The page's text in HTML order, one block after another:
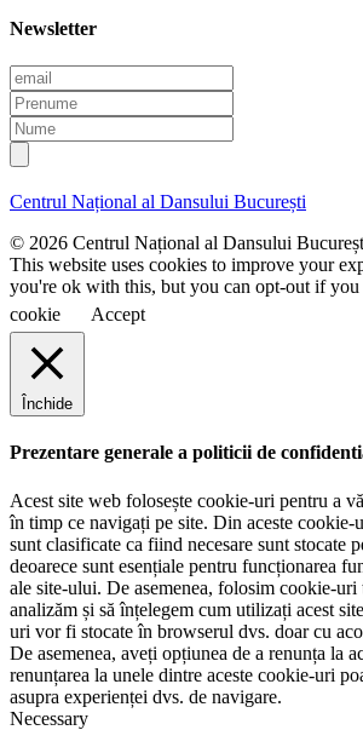
Newsletter
E
m
a
i
l
P
r
e
n
m
N
u
m
e
Centrul Național al Dansului București
© 2026 Centrul Național al Dansului
This website uses cookies to improve your
you're ok with this, but you can opt-out if you
cookie
Accept
Închide
Prezentare generale a politicii de
Acest site web folosește cookie-uri pentru a
în timp ce navigați pe site. Din aceste cookie-
sunt clasificate ca fiind necesare sunt stocate
deoarece sunt esențiale pentru funcționarea
ale site-ului. De asemenea, folosim cookie-uri
analizăm și să înțelegem cum utilizați acest
uri vor fi stocate în browserul dvs. doar cu
De asemenea, aveți opțiunea de a renunța la
renunțarea la unele dintre aceste cookie-uri
asupra experienței dvs. de navigare.
Necessary